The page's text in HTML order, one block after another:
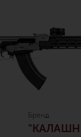
Бренд